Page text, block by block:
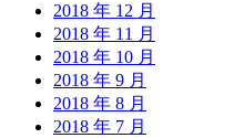
2018 年 12 月
2018 年 11 月
2018 年 10 月
2018 年 9 月
2018 年 8 月
2018 年 7 月